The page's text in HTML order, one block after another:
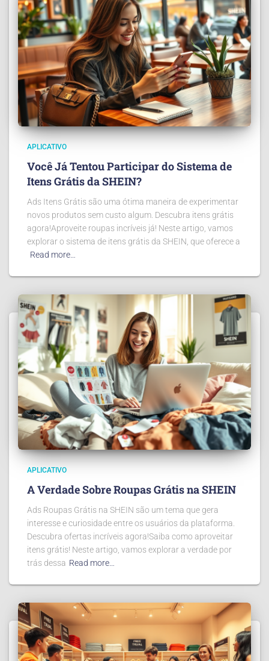
APLICATIVO
Você Já Tentou Participar do Sistema de
Itens Grátis da SHEIN?
Ads Itens Grátis são uma ótima maneira de experimentar
novos produtos sem custo algum. Descubra itens grátis
agora!Aproveite roupas incríveis já! Neste artigo, vamos
explorar o sistema de itens grátis da SHEIN, que oferece a
Read more…
APLICATIVO
A Verdade Sobre Roupas Grátis na SHEIN
Ads Roupas Grátis na SHEIN são um tema que gera
interesse e curiosidade entre os usuários da plataforma.
Descubra ofertas incríveis agora!Saiba como aproveitar
itens grátis! Neste artigo, vamos explorar a verdade por
trás dessa Read more…